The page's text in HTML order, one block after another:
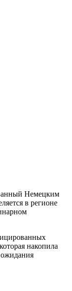
Немецким
в регионе
накопила
ожидания